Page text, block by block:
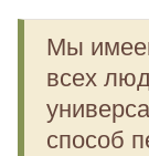
Мы
всех
способ